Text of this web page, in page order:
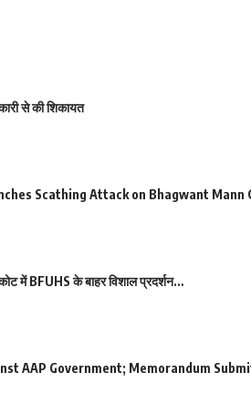
से की शिकायत
Scathing Attack on Bhagwant
में BFUHS के बाहर विशाल प्रदर्शन…
AAP Government; Memorandum